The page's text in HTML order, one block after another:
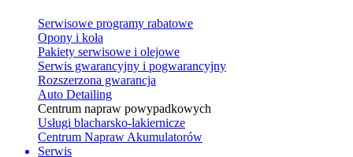
Serwisowe programy rabatowe
Opony i koła
Pakiety serwisowe i olejowe
Serwis gwarancyjny i pogwarancyjny
Rozszerzona gwarancja
Auto Detailing
Centrum napraw powypadkowych
Usługi blacharsko-lakiernicze
Centrum Napraw Akumulatorów
Serwis